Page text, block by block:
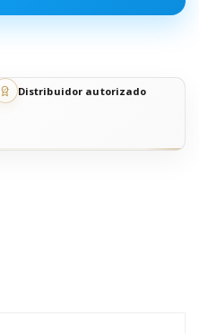
Distribuidor autorizado